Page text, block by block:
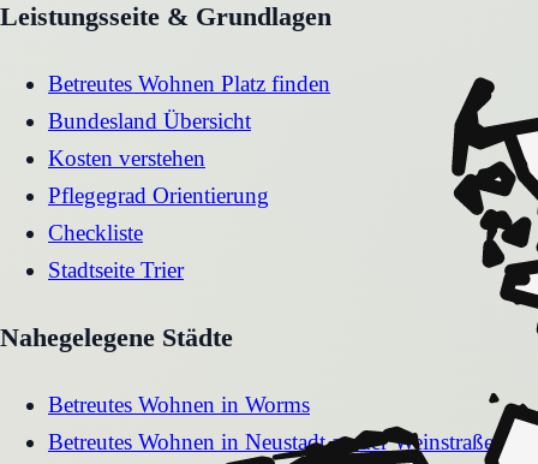
Leistungsseite & Grundlagen
Betreutes Wohnen Platz finden
Bundesland Übersicht
Kosten verstehen
Pflegegrad Orientierung
Checkliste
Stadtseite Trier
Nahegelegene Städte
Betreutes Wohnen in Worms
Betreutes Wohnen in Neustadt an der Weinstraße